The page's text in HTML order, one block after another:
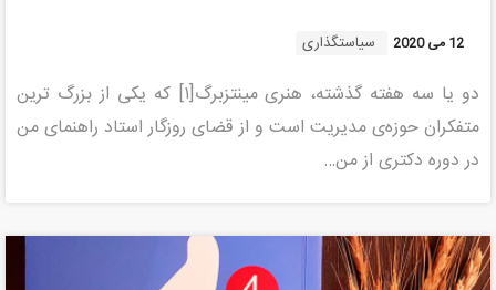
12 می 2020 سیاستگذاری
دو یا سه هفته گذشته، هنری مینتزبرگ[۱] که یکی از بزرگ ترین
متفکران حوزه‌ی مدیریت است و از قضای روزگار استاد راهنمای من
در دوره دکتری از من…